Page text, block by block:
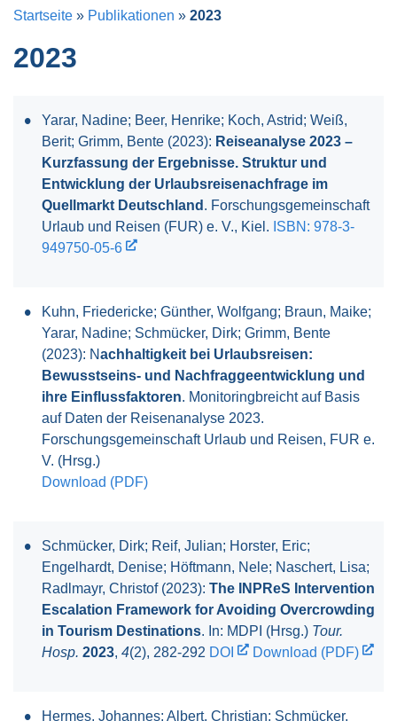
Startseite » Publikationen » 2023
2023
Yarar, Nadine; Beer, Henrike; Koch, Astrid; Weiß,
Berit; Grimm, Bente (2023): Reiseanalyse 2023 –
Kurzfassung der Ergebnisse. Struktur und
Entwicklung der Urlaubsreisenachfrage im
Quellmarkt Deutschland . Forschungsgemeinschaft
Urlaub und Reisen (FUR) e. V., Kiel. ISBN: 978-3-
949750-05-6
Kuhn, Friedericke; Günther, Wolfgang; Braun, Maike;
Yarar, Nadine; Schmücker, Dirk; Grimm, Bente
(2023): Nachhaltigkeit bei Urlaubsreisen:
Bewusstseins- und Nachfraggeentwicklung und
ihre Einflussfaktoren. Monitoringbreicht auf Basis
auf Daten der Reisenanalyse 2023.
Forschungsgemeinschaft Urlaub und Reisen, FUR e.
V. (Hrsg.)
Download (PDF)
Schmücker, Dirk; Reif, Julian; Horster, Eric;
Engelhardt, Denise; Höftmann, Nele; Naschert, Lisa;
Radlmayr, Christof (2023): The INPReS Intervention
Escalation Framework for Avoiding Overcrowding
in Tourism Destinations. In: MDPI (Hrsg.) Tour.
Hosp. 2023, 4(2), 282-292 DOI Download (PDF)
Hermes, Johannes; Albert, Christian; Schmücker,